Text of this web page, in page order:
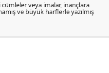
veya imalar, inançlara
ve büyük harflerle yazılmış